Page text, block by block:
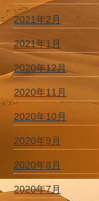
2021年2月
2021年1月
2020年12月
2020年11月
2020年10月
2020年9月
2020年8月
2020年7月